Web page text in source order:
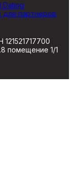
Dating
для партнеров
помещение 1/1